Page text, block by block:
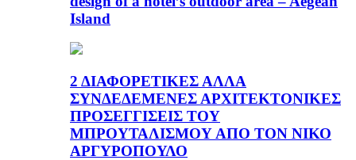
Island
2 ΔΙΑΦΟΡΕΤΙΚΕΣ ΑΛΛΑ
ΣΥΝΔΕΔΕΜΕΝΕΣ ΑΡΧΙΤΕΚΤΟΝΙΚΕΣ
ΠΡΟΣΕΓΓΙΣΕΙΣ ΤΟΥ
ΜΠΡΟΥΤΑΛΙΣΜΟΥ ΑΠΟ ΤΟΝ ΝΙΚΟ
ΑΡΓΥΡΟΠΟΥΛΟ